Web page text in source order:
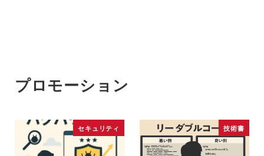
プロモーション
セキュリティ 技術書